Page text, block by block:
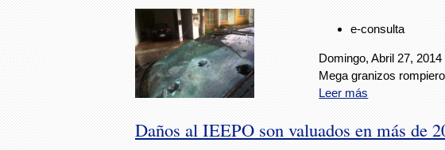
e-consulta
Domingo, Abril 27, 2014
Mega granizos
Leer más
Daños al IEEPO son valuados en más de